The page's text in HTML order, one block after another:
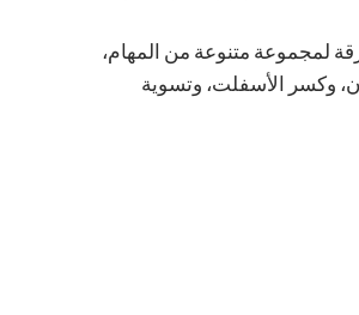
لمجموعة متنوعة من المهام،
وكسر الأسفلت، وتسوية